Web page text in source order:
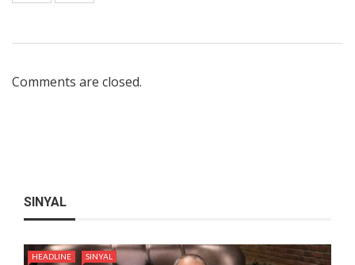
Comments are closed.
SINYAL
HEADLINE SINYAL